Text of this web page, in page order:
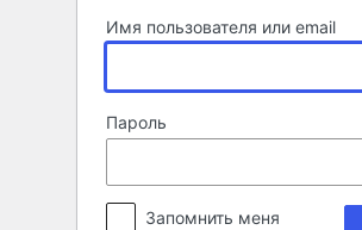
Имя пользователя или email
Пароль
Запомнить меня